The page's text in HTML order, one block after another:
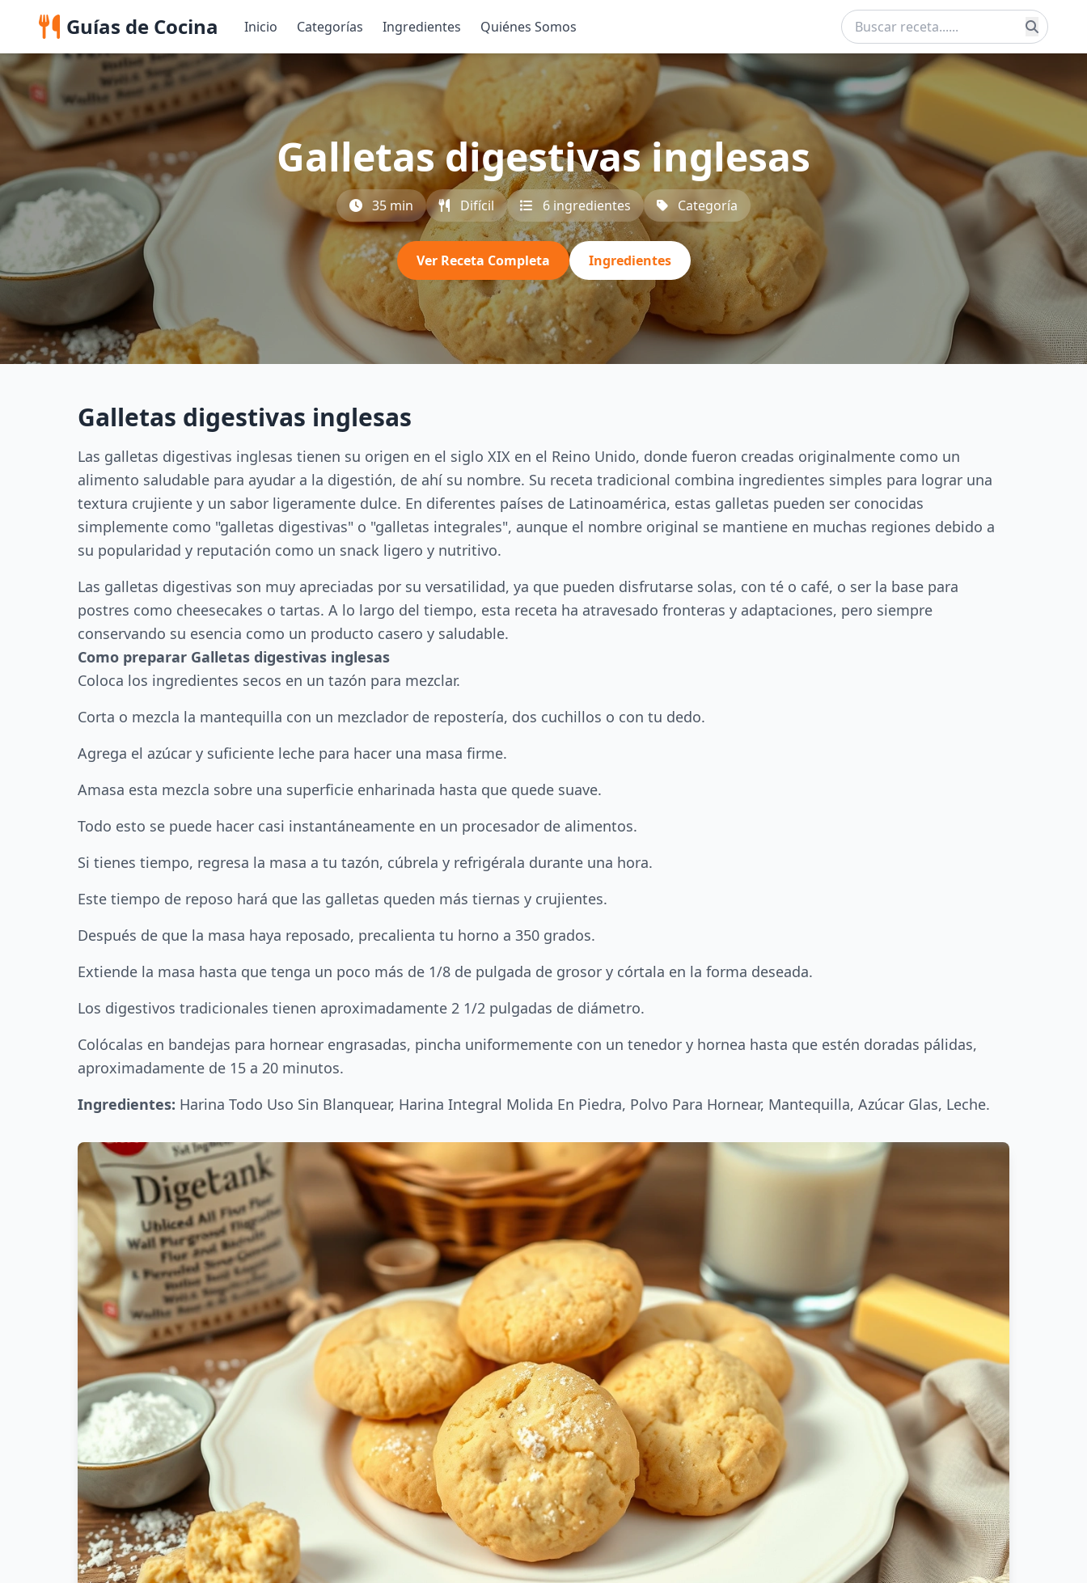
Guías de Cocina Inicio Categorías Ingredientes Quiénes Somos
Galletas digestivas inglesas
35 min Difícil 6 ingredientes Categoría
Ver Receta Completa Ingredientes
Galletas digestivas inglesas
Las galletas digestivas inglesas tienen su origen en el siglo XIX en el Reino Unido, donde fueron creadas originalmente como un
alimento saludable para ayudar a la digestión, de ahí su nombre. Su receta tradicional combina ingredientes simples para lograr una
textura crujiente y un sabor ligeramente dulce. En diferentes países de Latinoamérica, estas galletas pueden ser conocidas
simplemente como "galletas digestivas" o "galletas integrales", aunque el nombre original se mantiene en muchas regiones debido a
su popularidad y reputación como un snack ligero y nutritivo.
Las galletas digestivas son muy apreciadas por su versatilidad, ya que pueden disfrutarse solas, con té o café, o ser la base para
postres como cheesecakes o tartas. A lo largo del tiempo, esta receta ha atravesado fronteras y adaptaciones, pero siempre
conservando su esencia como un producto casero y saludable.
Como preparar Galletas digestivas inglesas
Coloca los ingredientes secos en un tazón para mezclar.
Corta o mezcla la mantequilla con un mezclador de repostería, dos cuchillos o con tu dedo.
Agrega el azúcar y suficiente leche para hacer una masa firme.
Amasa esta mezcla sobre una superficie enharinada hasta que quede suave.
Todo esto se puede hacer casi instantáneamente en un procesador de alimentos.
Si tienes tiempo, regresa la masa a tu tazón, cúbrela y refrigérala durante una hora.
Este tiempo de reposo hará que las galletas queden más tiernas y crujientes.
Después de que la masa haya reposado, precalienta tu horno a 350 grados.
Extiende la masa hasta que tenga un poco más de 1/8 de pulgada de grosor y córtala en la forma deseada.
Los digestivos tradicionales tienen aproximadamente 2 1/2 pulgadas de diámetro.
Colócalas en bandejas para hornear engrasadas, pincha uniformemente con un tenedor y hornea hasta que estén doradas pálidas,
aproximadamente de 15 a 20 minutos.
Ingredientes: Harina Todo Uso Sin Blanquear, Harina Integral Molida En Piedra, Polvo Para Hornear, Mantequilla, Azúcar Glas, Leche.